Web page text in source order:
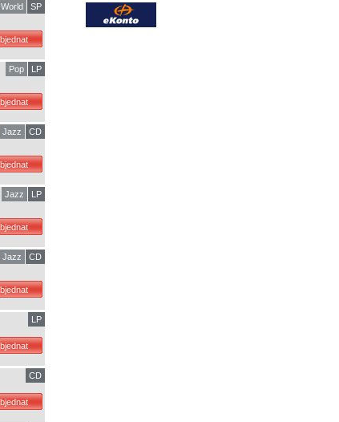
SP
World
LP
Pop
CD
Jazz
LP
Jazz
CD
Jazz
LP
CD